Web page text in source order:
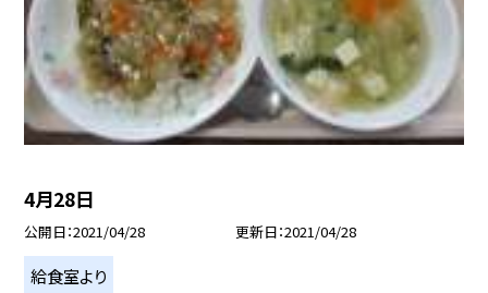
4月28日
公開日 2021/04/28 更新日 2021/04/28
給食室より